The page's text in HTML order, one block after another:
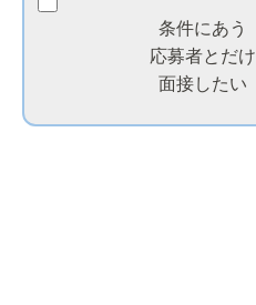
条件にあう
応募者とだけ
面接したい